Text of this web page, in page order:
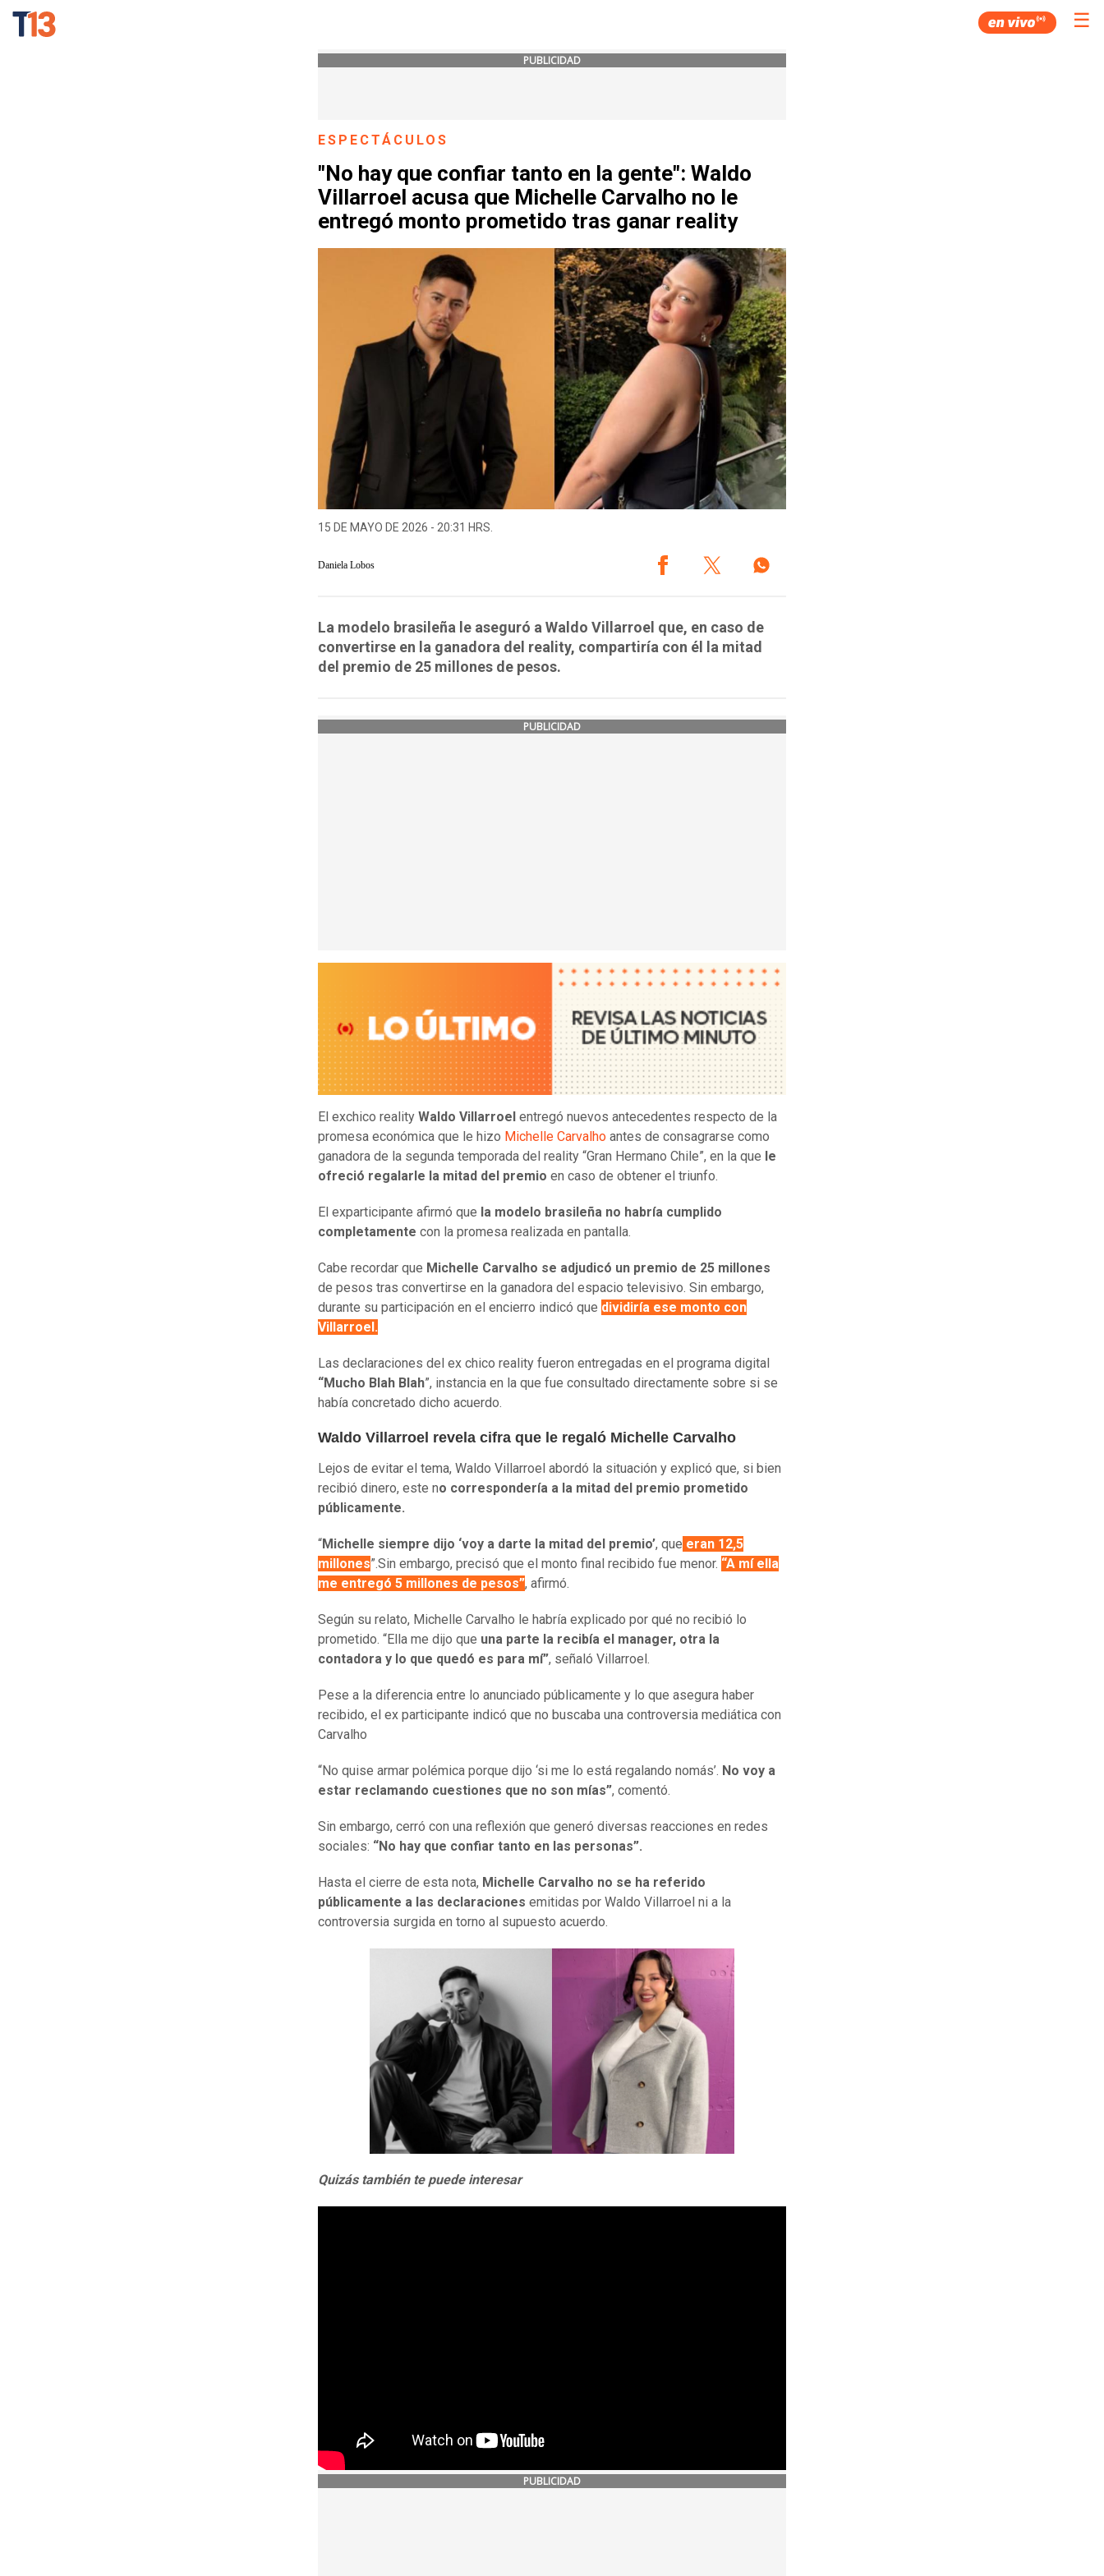
☰
PUBLICIDAD
ESPECTÁCULOS
"No hay que confiar tanto en la gente": Waldo
Villarroel acusa que Michelle Carvalho no le
entregó monto prometido tras ganar reality
15 DE MAYO DE 2026 - 20:31 HRS.
Daniela Lobos
La modelo brasileña le aseguró a Waldo Villarroel que, en caso de
convertirse en la ganadora del reality, compartiría con él la mitad
del premio de 25 millones de pesos.
PUBLICIDAD
El exchico reality Waldo Villarroel entregó nuevos antecedentes respecto de la
promesa económica que le hizo Michelle Carvalho antes de consagrarse como
ganadora de la segunda temporada del reality “Gran Hermano Chile”, en la que le
ofreció regalarle la mitad del premio en caso de obtener el triunfo.
El exparticipante afirmó que la modelo brasileña no habría cumplido
completamente con la promesa realizada en pantalla.
Cabe recordar que Michelle Carvalho se adjudicó un premio de 25 millones
de pesos tras convertirse en la ganadora del espacio televisivo. Sin embargo,
durante su participación en el encierro indicó que dividiría ese monto con
Villarroel.
Las declaraciones del ex chico reality fueron entregadas en el programa digital
“Mucho Blah Blah”, instancia en la que fue consultado directamente sobre si se
había concretado dicho acuerdo.
Waldo Villarroel revela cifra que le regaló Michelle Carvalho
Lejos de evitar el tema, Waldo Villarroel abordó la situación y explicó que, si bien
recibió dinero, este no correspondería a la mitad del premio prometido
públicamente.
“Michelle siempre dijo ‘voy a darte la mitad del premio’, que eran 12,5
millones”.Sin embargo, precisó que el monto final recibido fue menor. “A mí ella
me entregó 5 millones de pesos”, afirmó.
Según su relato, Michelle Carvalho le habría explicado por qué no recibió lo
prometido. “Ella me dijo que una parte la recibía el manager, otra la
contadora y lo que quedó es para mí”, señaló Villarroel.
Pese a la diferencia entre lo anunciado públicamente y lo que asegura haber
recibido, el ex participante indicó que no buscaba una controversia mediática con
Carvalho
“No quise armar polémica porque dijo ‘si me lo está regalando nomás’. No voy a
estar reclamando cuestiones que no son mías”, comentó.
Sin embargo, cerró con una reflexión que generó diversas reacciones en redes
sociales: “No hay que confiar tanto en las personas”.
Hasta el cierre de esta nota, Michelle Carvalho no se ha referido
públicamente a las declaraciones emitidas por Waldo Villarroel ni a la
controversia surgida en torno al supuesto acuerdo.
Quizás también te puede interesar
PUBLICIDAD